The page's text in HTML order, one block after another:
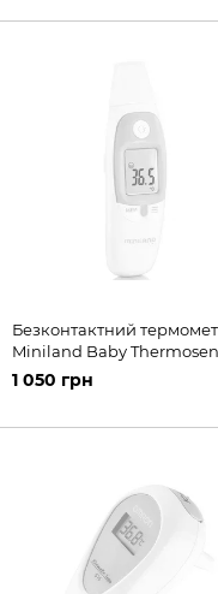
Безконтактний
Miniland Baby
1 050 грн